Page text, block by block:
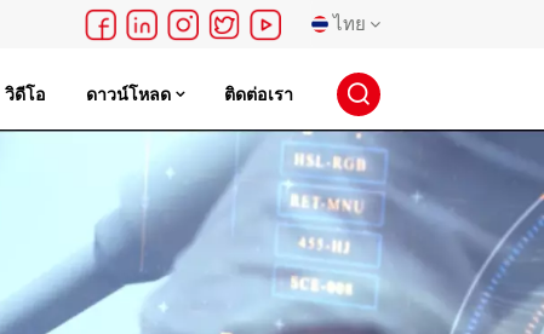
ไทย
English
français
русский
วิดีโอ ดาวน์โหลด ติดต่อเรา